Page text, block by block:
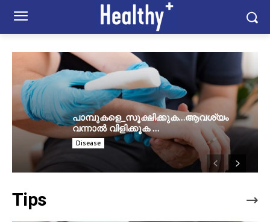
പാമ്പുകളെ_സൂക്ഷിക്കുക…ആവശ്യം
വന്നാൽ വിളിക്കൂക …
Disease
Tips